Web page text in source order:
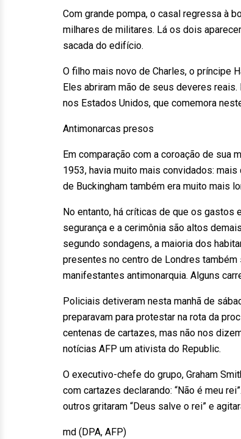
Com grande pompa, o casal regressa à
milhares de militares. Lá os dois
sacada do edifício.
O filho mais novo de Charles, o príncipe
Eles abriram mão de seus deveres
nos Estados Unidos, que comemora
Antimonarcas presos
Em comparação com a coroação de sua
1953, havia muito mais convidados:
de Buckingham também era muito mais
No entanto, há críticas de que os gastos
segurança e a cerimônia são altos
segundo sondagens, a maioria dos
presentes no centro de Londres também
manifestantes antimonarquia. Alguns
Policiais detiveram nesta manhã de
preparavam para protestar na rota da
centenas de cartazes, mas não nos
notícias AFP um ativista do Republic.
O executivo-chefe do grupo, Graham
com cartazes declarando: “Não é meu
outros gritaram “Deus salve o rei” e
md (DPA, AFP)